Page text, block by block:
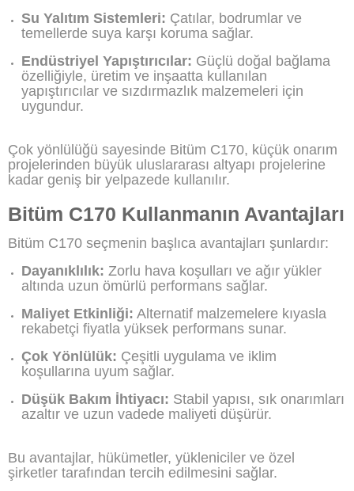
Su Yalıtım Sistemleri: Çatılar, bodrumlar ve
temellerde suya karşı koruma sağlar.
Endüstriyel Yapıştırıcılar: Güçlü doğal bağlama
özelliğiyle, üretim ve inşaatta kullanılan
yapıştırıcılar ve sızdırmazlık malzemeleri için
uygundur.
Çok yönlülüğü sayesinde Bitüm C170, küçük onarım
projelerinden büyük uluslararası altyapı projelerine
kadar geniş bir yelpazede kullanılır.
Bitüm C170 Kullanmanın Avantajları
Bitüm C170 seçmenin başlıca avantajları şunlardır:
Dayanıklılık: Zorlu hava koşulları ve ağır yükler
altında uzun ömürlü performans sağlar.
Maliyet Etkinliği: Alternatif malzemelere kıyasla
rekabetçi fiyatla yüksek performans sunar.
Çok Yönlülük: Çeşitli uygulama ve iklim
koşullarına uyum sağlar.
Düşük Bakım İhtiyacı: Stabil yapısı, sık onarımları
azaltır ve uzun vadede maliyeti düşürür.
Bu avantajlar, hükümetler, yükleniciler ve özel
şirketler tarafından tercih edilmesini sağlar.